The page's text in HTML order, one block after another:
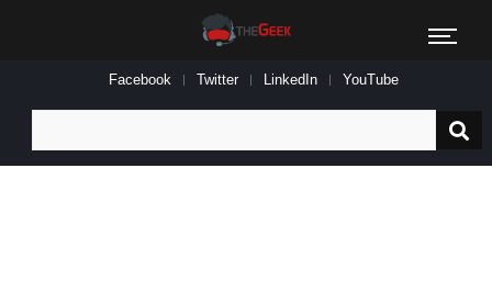
Facebook Twitter LinkedIn YouTube
for: